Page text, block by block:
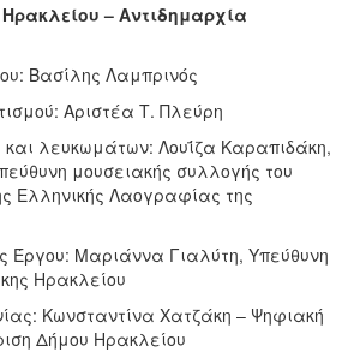
– Αντιδημαρχία
Βασίλης Λαμπρινός
Αριστέα Τ. Πλεύρη
και λευκωμάτων: Λουΐζα Καραπιδάκη,
μουσειακής συλλογής του
Ελληνικής Λαογραφίας της
Έργου: Μαριάννα Γιαλύτη, Υπεύθυνη
Ηρακλείου
Κωνσταντίνα Χατζάκη – Ψηφιακή
Δήμου Ηρακλείου